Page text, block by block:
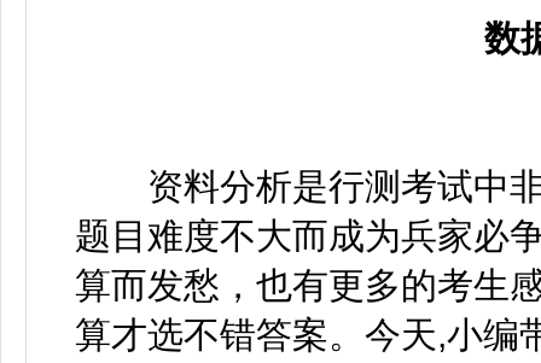
数
资料分析是行测考试中非
题目难度不大而成为兵家必
算而发愁，也有更多的考生
算才选不错答案。今天,小编